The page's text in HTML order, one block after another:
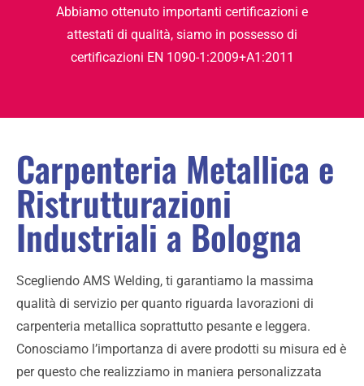
Abbiamo ottenuto importanti certificazioni e
attestati di qualità, siamo in possesso di
certificazioni EN 1090-1:2009+A1:2011
Carpenteria Metallica e
Ristrutturazioni
Industriali a Bologna
Scegliendo AMS Welding, ti garantiamo la massima
qualità di servizio per quanto riguarda lavorazioni di
carpenteria metallica soprattutto pesante e leggera.
Conosciamo l’importanza di avere prodotti su misura ed è
per questo che realizziamo in maniera personalizzata